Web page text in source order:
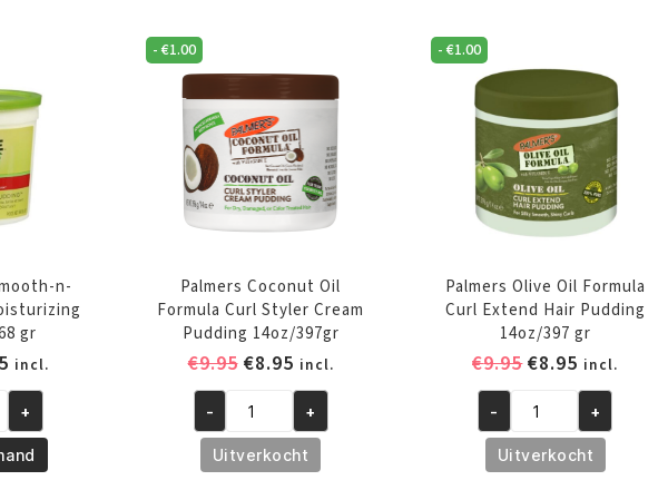
Pudding
8oz/236
ml
aantal
Jelly
17.6oz/500g
aantal
n-
gr
Huidige
prijs
is:
€8.95.
incl.
+
- €1.00
Palmers Coconut Oil
Formula Curl Styler Cream
Pudding 14oz/397gr
€9.95 Oorspronkelijke
was:
€9.95.
€8.95Huidige
prijs
is:
€8.95.
incl.
Palmers
Coconut
Oil
- +
Uitverkocht
- €1.00
Palmers Olive Oil Formula
Curl Extend Hair Pudding
14oz/397 gr
€9.95Oorspronkelijke
was:
€9.95.
€8.95 Huidige
prijs
is:
€8.95.
incl.
Palmers
Olive
Oil
- +
Uitverkocht